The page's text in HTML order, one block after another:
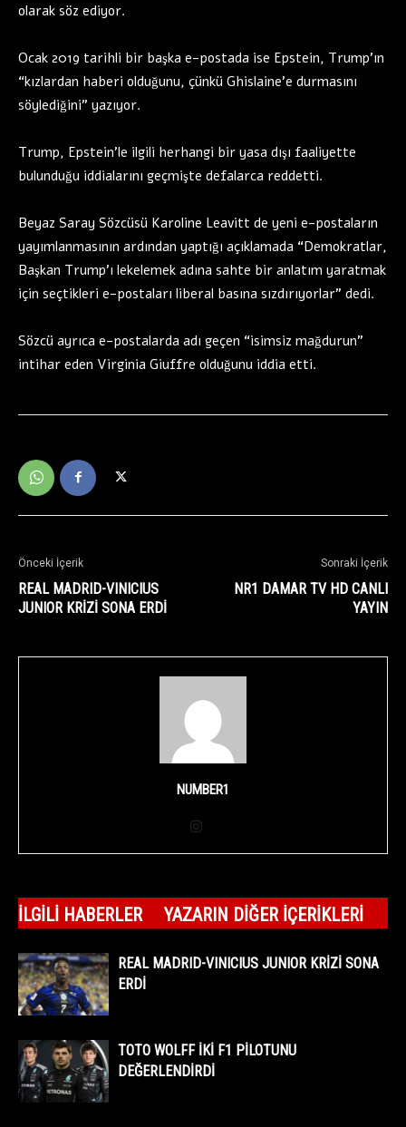
olarak söz ediyor.
Ocak 2019 tarihli bir başka e-postada ise Epstein, Trump’ın
“kızlardan haberi olduğunu, çünkü Ghislaine’e durmasını
söylediğini” yazıyor.
Trump, Epstein’le ilgili herhangi bir yasa dışı faaliyette
bulunduğu iddialarını geçmişte defalarca reddetti.
Beyaz Saray Sözcüsü Karoline Leavitt de yeni e-postaların
yayımlanmasının ardından yaptığı açıklamada “Demokratlar,
Başkan Trump’ı lekelemek adına sahte bir anlatım yaratmak
için seçtikleri e-postaları liberal basına sızdırıyorlar” dedi.
Sözcü ayrıca e-postalarda adı geçen “isimsiz mağdurun”
intihar eden Virginia Giuffre olduğunu iddia etti.
Önceki İçerik
REAL MADRID-VINICIUS
JUNIOR KRİZİ SONA ERDİ
Sonraki İçerik
NR1 DAMAR TV HD CANLI
YAYIN
NUMBER1
İLGILI HABERLER YAZARIN DIĞER İÇERIKLERI
REAL MADRID-VINICIUS JUNIOR KRİZİ SONA
ERDİ
TOTO WOLFF İKİ F1 PİLOTUNU
DEĞERLENDİRDİ